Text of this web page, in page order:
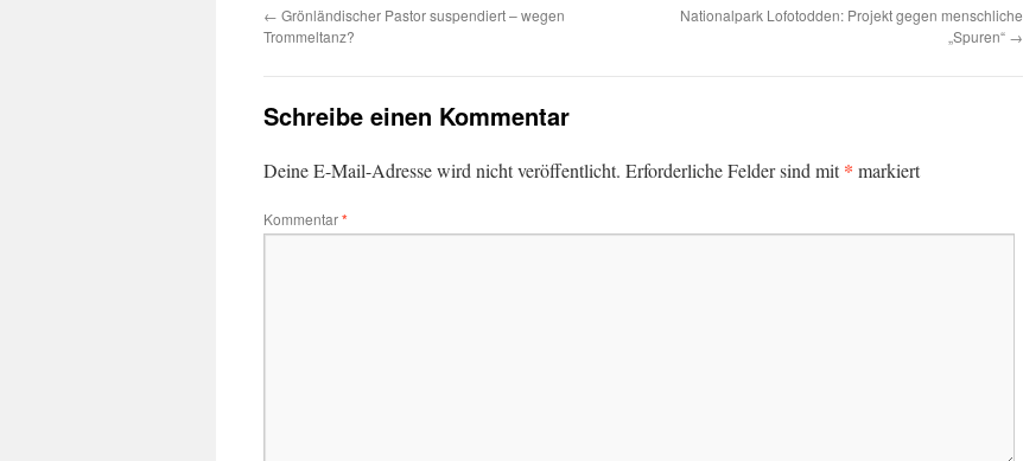
← Grönländischer Pastor suspendiert – wegen
Trommeltanz?
Nationalpark Lofotodden: Projekt gegen menschliche
„Spuren“ →
Schreibe einen Kommentar
Deine E-Mail-Adresse wird nicht veröffentlicht. Erforderliche Felder sind mit* markiert
Kommentar*